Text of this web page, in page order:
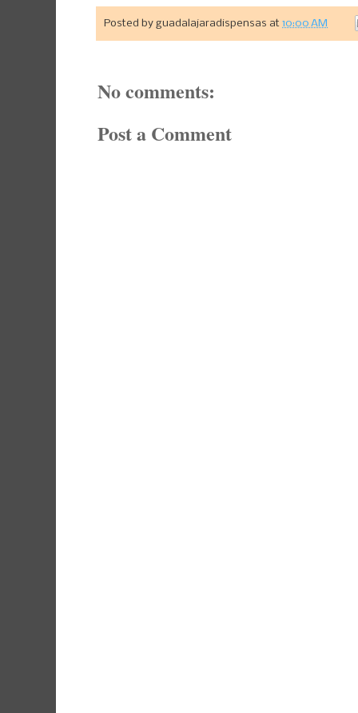
Posted by guadalajaradispensas at 10:00 AM
No comments:
Post a Comment